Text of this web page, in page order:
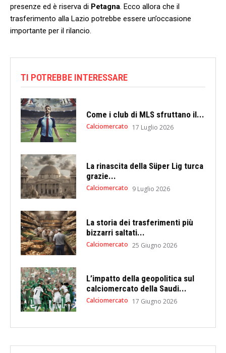
presenze ed è riserva di Petagna . Ecco allora che il
trasferimento alla Lazio potrebbe essere un’occasione
importante per il rilancio.
TI POTREBBE INTERESSARE
Come i club di MLS sfruttano il...
Calciomercato 17 Luglio 2026
La rinascita della Süper Lig turca
grazie...
Calciomercato 9 Luglio 2026
La storia dei trasferimenti più
bizzarri saltati...
Calciomercato 25 Giugno 2026
L’impatto della geopolitica sul
calciomercato della Saudi...
Calciomercato 17 Giugno 2026